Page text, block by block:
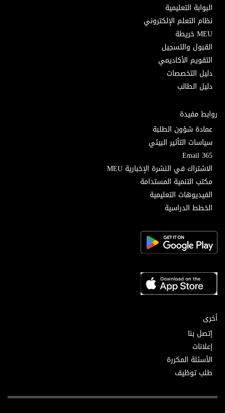
البوابة التعليمية
نظام التعلم الإلكتروني
MEU خريطة
القبول والتسجيل
التقويم الأكاديمي
دليل التخصصات
دليل الطالب
روابط مفيدة
عمادة شؤون الطلبة
سياسات التأثير البيئي
Email 365
الاشتراك في النشرة الإخبارية MEU
مكتب التنمية المستدامة
الفيديوهات التعليمية
الخطط الدراسية
أخرى
إتصل بنا
إعلانات
الأسئلة المكررة
طلب توظيف